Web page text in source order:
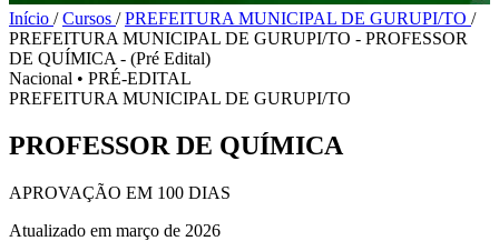
Início / Cursos / PREFEITURA MUNICIPAL DE GURUPI/TO /
PREFEITURA MUNICIPAL DE GURUPI/TO - PROFESSOR
DE QUÍMICA - (Pré Edital)
Nacional • PRÉ-EDITAL
PREFEITURA MUNICIPAL DE GURUPI/TO
PROFESSOR DE QUÍMICA
APROVAÇÃO EM 100 DIAS
Atualizado em março de 2026